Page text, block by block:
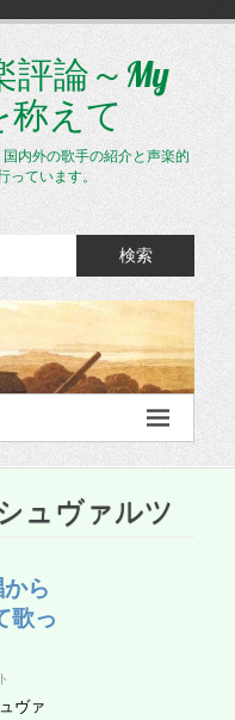
評論～My
称えて
内外の歌手の紹介と声楽的
っています。
検索
ュヴァルツ
ら
歌っ
ヴァ